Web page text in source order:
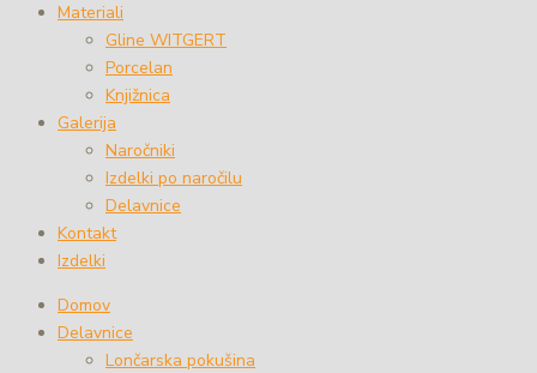
Materiali
Gline WITGERT
Porcelan
Knjižnica
Galerija
Naročniki
Izdelki po naročilu
Delavnice
Kontakt
Izdelki
Domov
Delavnice
Lončarska pokušina